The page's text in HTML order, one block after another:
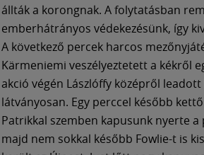
állták a korongnak. A folytatásban
emberhátrányos védekezésünk, így
A következő percek harcos
Kärmeniemi veszélyeztetett a kékről
akció végén Lászlóffy középről
látványosan. Egy perccel később
Patrikkal szemben kapusunk nyerte
majd nem sokkal később Fowlie-t is